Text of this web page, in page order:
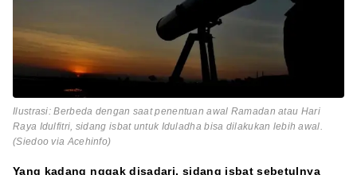
Ilustrasi: Berbeda dengan saat penentuan awal Ramadan atau Hari
Raya Idulfitri, sidang isbat untuk Iduladha bisa dilakukan lebih awal.
(Siedoo via Acehinfo)
Yang kadang nggak disadari, sidang isbat sebetulnya